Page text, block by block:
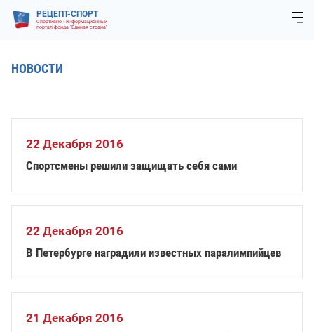
РЕЦЕПТ-СПОРТ
Спортивно - информационный
портал фонда "Единая страна"
НОВОСТИ
22 Декабря 2016
Спортсмены решили защищать себя сами
22 Декабря 2016
В Петербурге наградили известных паралимпийцев
21 Декабря 2016